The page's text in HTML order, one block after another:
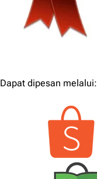
Dapat dipesan melalui: